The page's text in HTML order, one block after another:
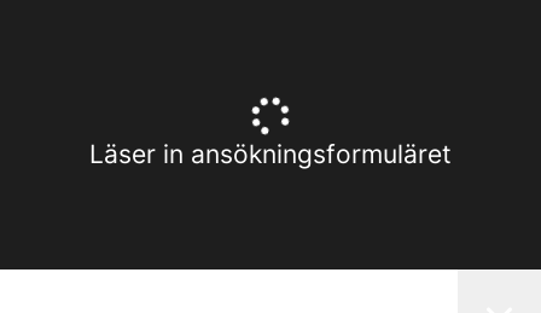
Läser in ansökningsformuläret